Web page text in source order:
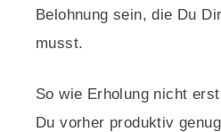
Belohnung sein, die Du
musst.
So wie Erholung nicht
Du vorher produktiv